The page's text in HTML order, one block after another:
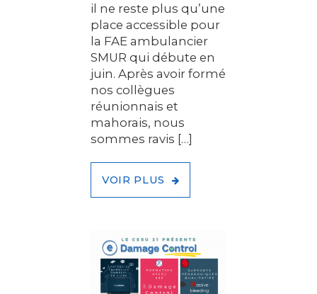
il ne reste plus qu’une
place accessible pour
la FAE ambulancier
SMUR qui débute en
juin. Après avoir formé
nos collègues
réunionnais et
mahorais, nous
sommes ravis […]
VOIR PLUS